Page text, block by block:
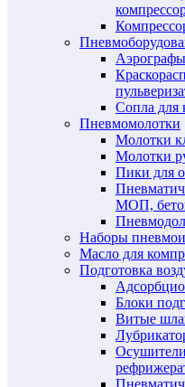
Аэрографы
Сопла для
Пневмомолотки
Молотки
Молотки
Пики для
МОП,
Наборы
Масло для
Подготовка
Блоки
Витые
Осушители